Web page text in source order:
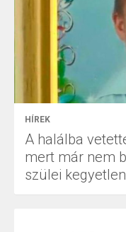
HÍREK
A halálba
mert már nem
szülei